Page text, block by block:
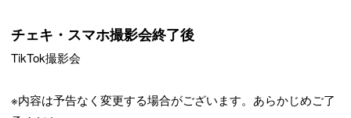
チェキ・スマホ撮影会終了後
TikTok撮影会
※内容は予告なく変更する場合がございます。あらかじめご了